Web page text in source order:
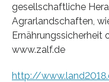
gesellschaftliche
Agrarlandschaften,
Ernährungssicherheit
www.zalf.de
http://